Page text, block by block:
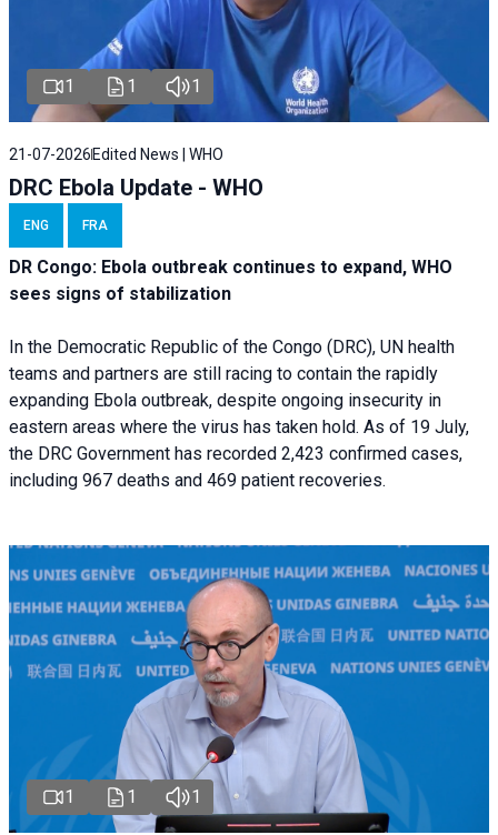
1 1 1
21-07-2026 Edited News | WHO
DRC Ebola Update - WHO
ENG FRA
DR Congo: Ebola outbreak continues to expand, WHO
sees signs of stabilization
In the Democratic Republic of the Congo (DRC), UN health
teams and partners are still racing to contain the rapidly
expanding Ebola outbreak, despite ongoing insecurity in
eastern areas where the virus has taken hold. As of 19 July,
the DRC Government has recorded 2,423 confirmed cases,
including 967 deaths and 469 patient recoveries.
1 1 1